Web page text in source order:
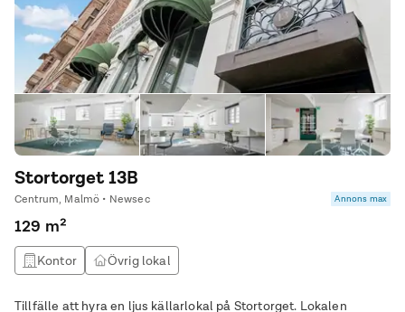
Stortorget 13B
Centrum, Malmö • Newsec Annons max
129 m²
Kontor Övrig lokal
Tillfälle att hyra en ljus källarlokal på Stortorget. Lokalen